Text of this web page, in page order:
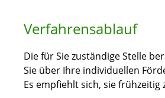
Verfahrensablauf
Die für Sie zuständige Stelle
Sie über Ihre individuellen
Es empfiehlt sich, sie frühzeitig